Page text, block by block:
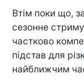
Втім поки що,
сезонне
частково
підстав для
найближчим